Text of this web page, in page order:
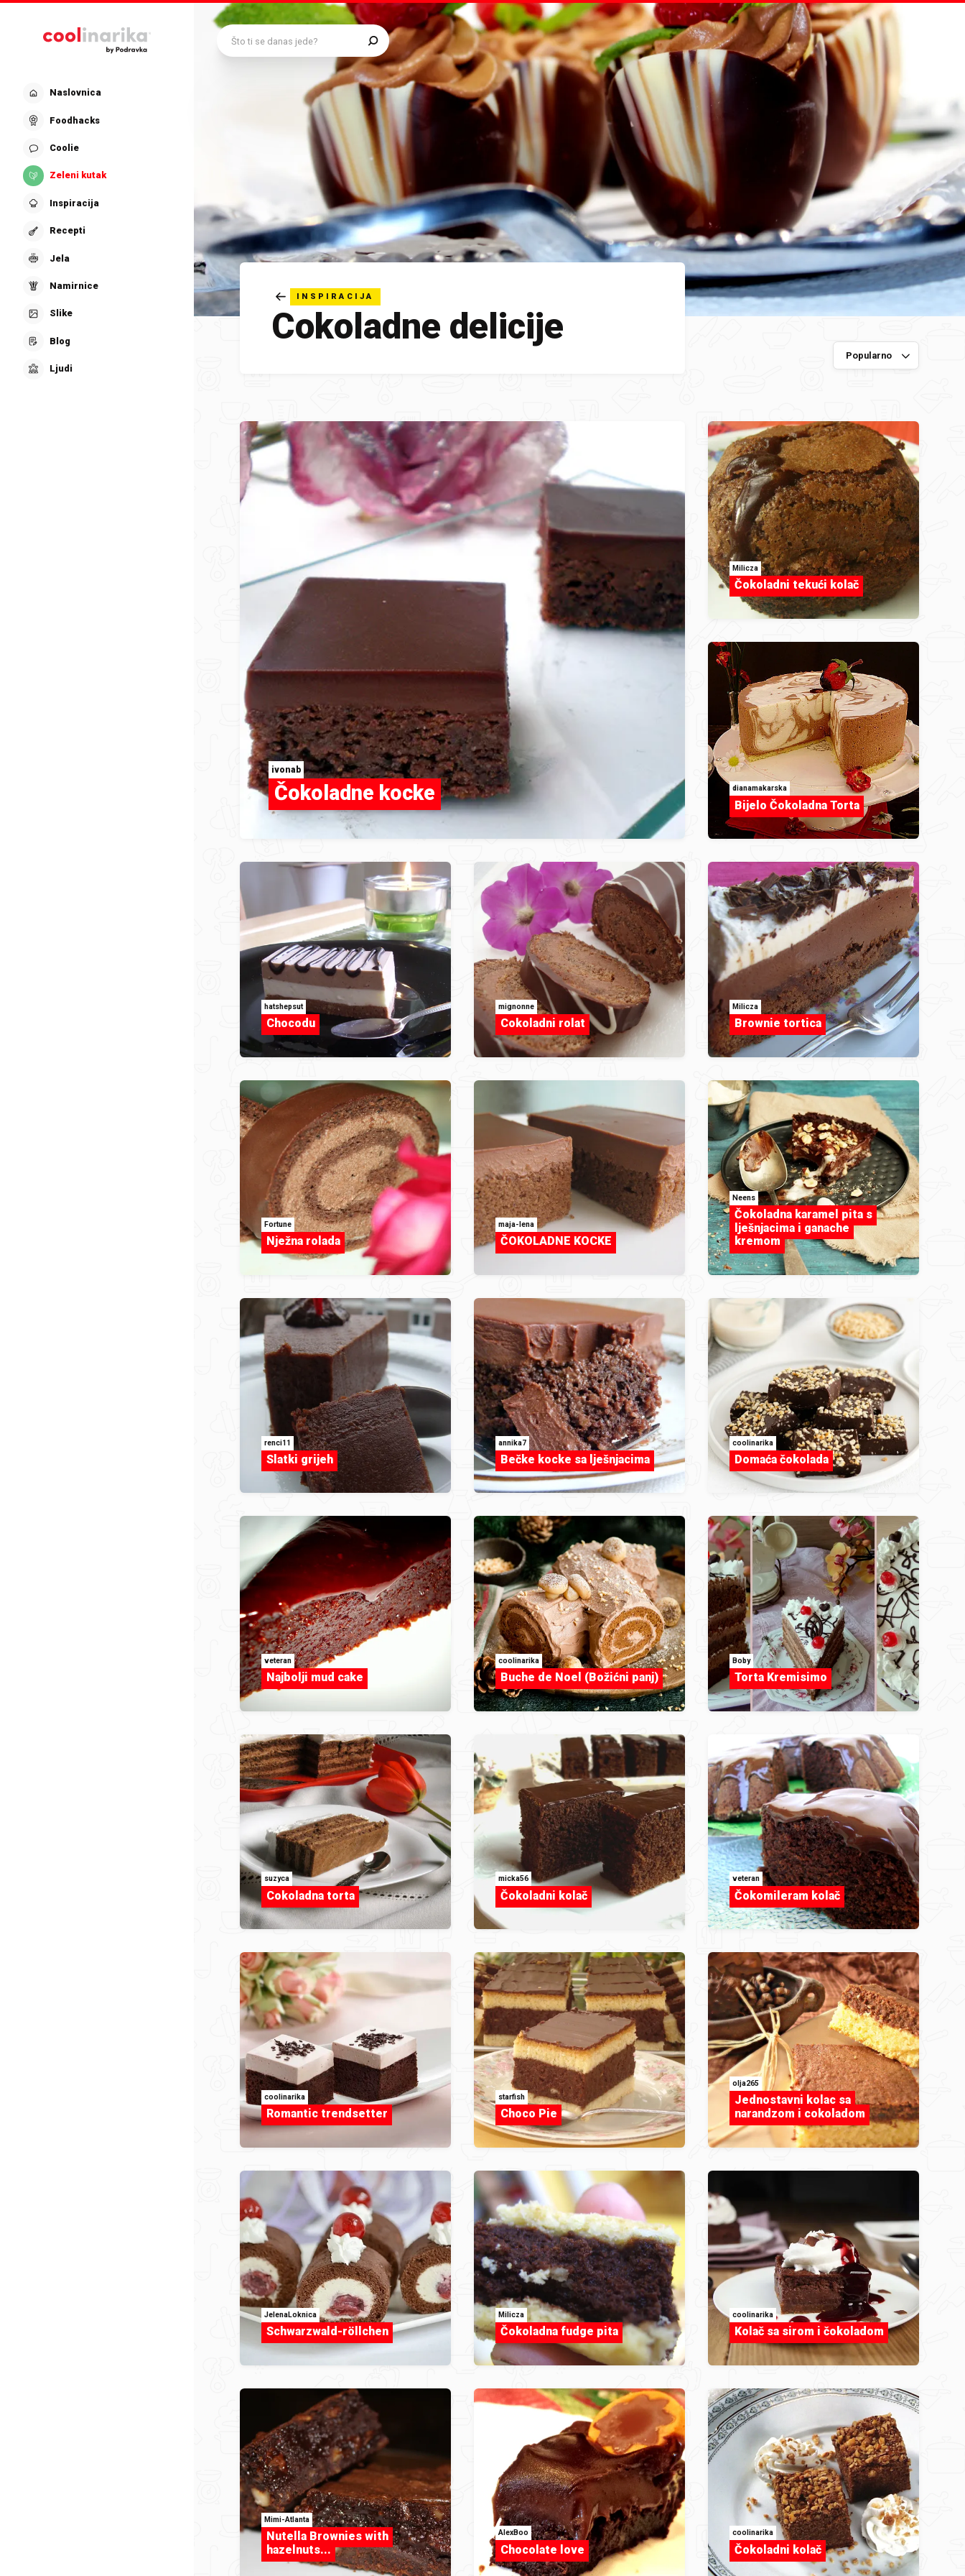
Naslovnica
Foodhacks
Coolie
Zeleni kutak
Inspiracija
Recepti
Jela
Namirnice
Slike
Blog
Ljudi
INSPIRACIJA
Cokoladne delicije
ivonab
Čokoladne kocke
Milicza
Čokoladni tekući kolač
dianamakarska
Bijelo Čokoladna Torta
hatshepsut
Chocodu
mignonne
Cokoladni rolat
Milicza
Brownie tortica
Fortune
Nježna rolada
maja-lena
ČOKOLADNE KOCKE
Neens
Čokoladna karamel pita s
lješnjacima i ganache
kremom
renci11
Slatki grijeh
annika7
Bečke kocke sa lješnjacima
coolinarika
Domaća čokolada
veteran
Najbolji mud cake
coolinarika
Buche de Noel (Božićni panj)
Boby
Torta Kremisimo
suzyca
Cokoladna torta
micka56
Čokoladni kolač
veteran
Čokomileram kolač
coolinarika
Romantic trendsetter
starfish
Choco Pie
olja265
Jednostavni kolac sa
narandzom i cokoladom
JelenaLoknica
Schwarzwald-röllchen
Milicza
Čokoladna fudge pita
coolinarika
Kolač sa sirom i čokoladom
Mimi-Atlanta
Nutella Brownies with
hazelnuts...
AlexBoo
Chocolate love
coolinarika
Čokoladni kolač
Što ti se danas jede?